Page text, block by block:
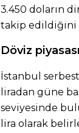
3.450 doların
takip edildiğini
Döviz
İstanbul
liradan güne
seviyesinde
lira olarak